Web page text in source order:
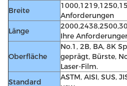
Breite
Anforderungen
Länge
Ihre
Oberfläche
No.1, 2B, BA, 8K
geprägt, Bürste,
Laser-Film.
Standard
ASTM, AISI, SUS,